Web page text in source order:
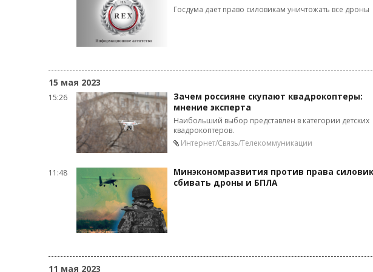
Госдума дает право силовикам уничтожать все дроны
15 мая 2023
15:26
Зачем россияне скупают квадрокоптеры:
мнение эксперта
Наибольший выбор представлен в категории детских
квадрокоптеров.
Интернет/Связь/Телекоммуникации
11:48
Минэкономразвития против права
сбивать дроны и БПЛА
11 мая 2023